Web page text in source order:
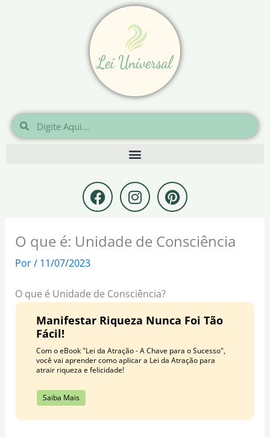
Pesquisar
Pesquisar
F
a
c
e
b
k
I
n
s
t
a
a
m
P
i
n
t
e
t
O que é: Unidade de Consciência
Por/ 11/07/2023
O que é Unidade de Consciência?
Manifestar Riqueza Nunca Foi Tão
Fácil!
Com o eBook "Lei da Atração - A Chave para o Sucesso",
você vai aprender como aplicar a Lei da Atração para
atrair riqueza e felicidade!
Saiba Mais